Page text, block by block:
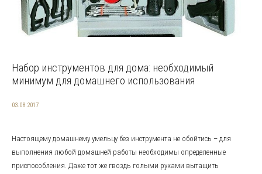
Набор инструментов для дома: необходимый
минимум для домашнего использования
03.08.2017
Настоящему домашнему умельцу без инструмента не обойтись – для
выполнения любой домашней работы необходимы определенные
приспособления. Даже тот же гвоздь голыми руками вытащить